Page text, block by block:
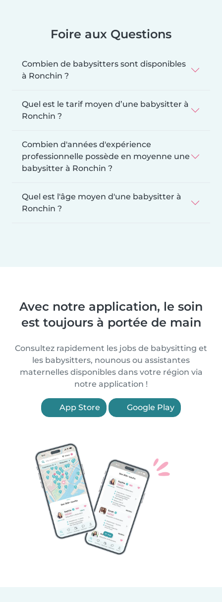
Foire aux Questions
Combien de babysitters sont disponibles
à Ronchin ?
Quel est le tarif moyen d’une babysitter à
Ronchin ?
Combien d'années d'expérience
professionnelle possède en moyenne une
babysitter à Ronchin ?
Quel est l'âge moyen d'une babysitter à
Ronchin ?
Avec notre application, le soin
est toujours à portée de main
Consultez rapidement les jobs de babysitting et
les babysitters, nounous ou assistantes
maternelles disponibles dans votre région via
notre application !
App Store Google Play